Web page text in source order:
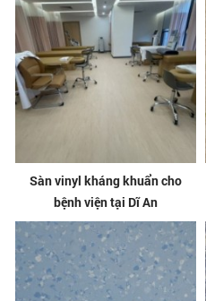
Sàn vinyl kháng khuẩn cho
bệnh viện tại Dĩ An